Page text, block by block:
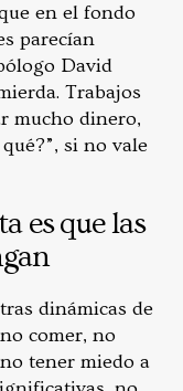
en el fondo
parecían
David
Trabajos
mucho dinero,
si no vale
es que las
dinámicas de
comer, no
tener miedo a